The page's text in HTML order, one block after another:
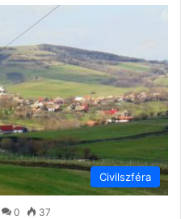
Civilszféra
0 37